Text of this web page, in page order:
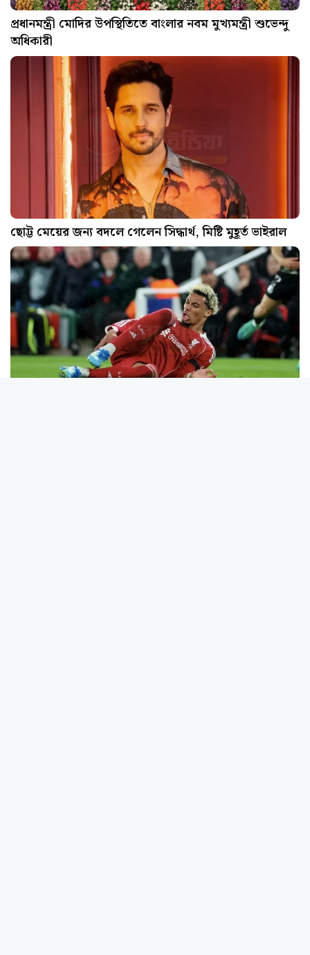
প্রধানমন্ত্রী মোদির উপস্থিতিতে বাংলার নবম মুখ্যমন্ত্রী শুভেন্দু
অধিকারী
ছোট্ট মেয়ের জন্য বদলে গেলেন সিদ্ধার্থ, মিষ্টি মুহূর্ত ভাইরাল